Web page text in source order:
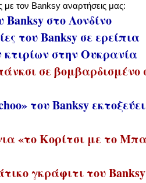
με τον Banksy αναρτήσεις μας:
στο Λονδίνο
του Banksy σε ερείπια
στην Ουκρανία
σε βομβαρδισμένο
του Banksy
«το Κορίτσι με το
γκράφιτι του